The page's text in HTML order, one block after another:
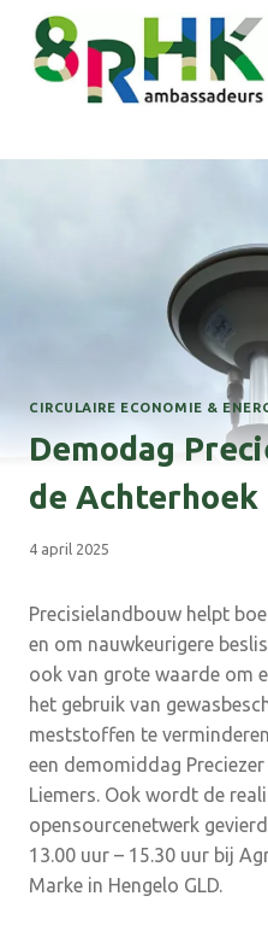
Doorgaan
naar
inhoud
CIRCULAIRE ECONOMIE &
Demodag
de Achterhoek
4 april 2025
Precisielandbouw helpt
en om nauwkeurigere
ook van grote waarde om
het gebruik van
meststoffen te
een demomiddag
Liemers. Ook wordt de
opensourcenetwerk
13.00 uur – 15.30 uur bij
Marke in Hengelo GLD.